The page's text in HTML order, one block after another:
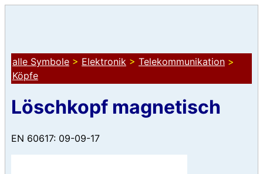
alle Symbole > Elektronik > Telekommunikation >
Köpfe
Löschkopf magnetisch
EN 60617: 09-09-17